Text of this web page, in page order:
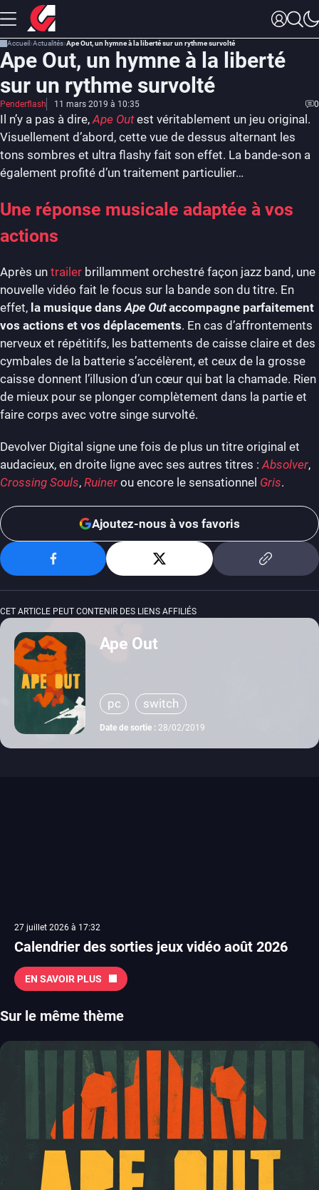
Accueil Actualités Ape Out, un hymne à la liberté sur un rythme survolté
Ape Out, un hymne à la liberté
sur un rythme survolté
Penderflash 11 mars 2019 à 10:35 0
Il n’y a pas à dire,Ape Outest véritablement un jeu original.
Visuellement d’abord, cette vue de dessus alternant les
tons sombres et ultra flashy fait son effet. La bande-son a
également profité d’un traitement particulier…
Une réponse musicale adaptée à vos
actions
Après un trailer brillamment orchestré façon jazz band, une
nouvelle vidéo fait le focus sur la bande son du titre. En
effet, la musique dansApe Outaccompagne parfaitement
vos actions et vos déplacements. En cas d’affrontements
nerveux et répétitifs, les battements de caisse claire et des
cymbales de la batterie s’accélèrent, et ceux de la grosse
caisse donnent l’illusion d’un cœur qui bat la chamade. Rien
de mieux pour se plonger complètement dans la partie et
faire corps avec votre singe survolté.
Devolver Digital signe une fois de plus un titre original et
audacieux, en droite ligne avec ses autres titres :Absolver,
Crossing Souls, Ruiner ou encore le sensationnel Gris.
Ajoutez-nous à vos favoris
CET ARTICLE PEUT CONTENIR DES LIENS AFFILIÉS
Ape Out
pc switch
Date de sortie : 28/02/2019
27 juillet 2026 à 17:32
Calendrier des sorties jeux vidéo août 2026
EN SAVOIR PLUS
Sur le même thème